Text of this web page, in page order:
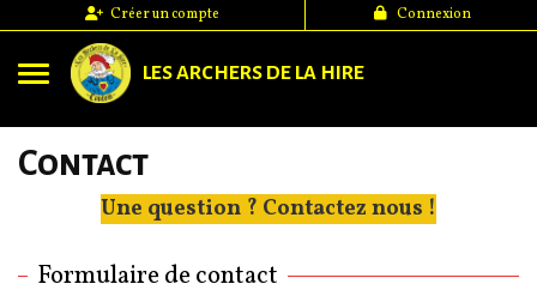
Créer un compte Connexion
LES ARCHERS DE LA HIRE
Contact
Une question ? Contactez nous !
Formulaire de contact
*
Panneau de gestion des cookies